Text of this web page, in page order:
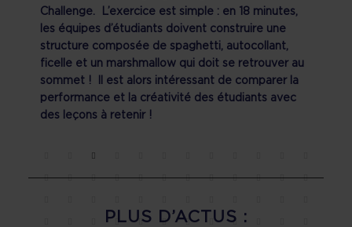
Challenge. L’exercice est simple : en 18 minutes,
les équipes d’étudiants doivent construire une
structure composée de spaghetti, autocollant,
ficelle et un marshmallow qui doit se retrouver au
sommet ! Il est alors intéressant de comparer la
performance et la créativité des étudiants avec
des leçons à retenir !
PLUS D’ACTUS :